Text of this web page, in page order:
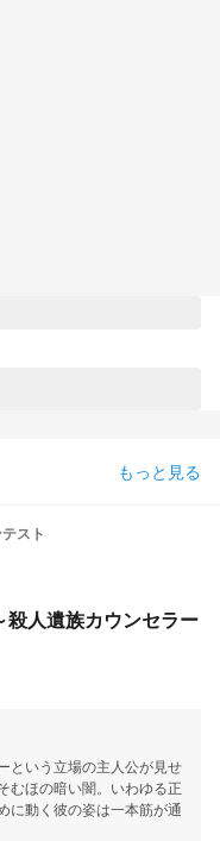
もっと見る
スト
人遺族カウンセラー
という立場の主人公が見せ
むほの暗い闇。いわゆる正
に動く彼の姿は一本筋が通